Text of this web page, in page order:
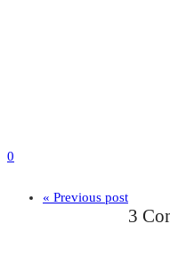
0
« Previous post
3